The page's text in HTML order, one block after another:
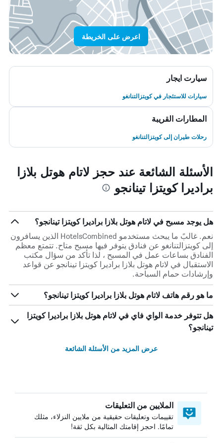
اعرض على الخريطة
سيارت ايجار
سيارات للاستئجار في كويتزالتنانغو
المطارات القريبة
رحلات طيران إلى كويتزالتنانغو
الأسئلة الشائعة عند حجز لاتام هوتل بلازا
براديرا كويتزا تينانجو
هل يوجد مسبح في لاتام هوتل بلازا براديرا كويتزا تينانجو؟
نعم. غالبً ما يبحث مستخدمو HotelsCombined الذين يسافرون
إلى كويتزالتنانغو عن فنادق يتوفر فيها مسبح متاح. تتمتع معظم
الفنادق بساعات عمل في المسبح ، لذا تأكد من سؤال مكتب
الاستقبال في لاتام هوتل بلازا براديرا كويتزا تينانجو عن قواعد
وإرشادات حمام السباحة.
ما هو رقم هاتف لاتام هوتل بلازا براديرا كويتزا تينانجو؟
هل تتوفر خدمة الواي فاي في لاتام هوتل بلازا براديرا كويتزا
تينانجو؟
عرض المزيد من الأسئلة الشائعة
الملايين من التعليقات
تقييمات وتعليقات حقيقية من ملايين النزلاء، مثلك
تمامًا. احجز إقامتك المثالية بكل ثقة!